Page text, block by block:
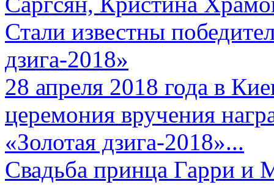
Стали известны
дзига-2018»
28 апреля 2018 года в
церемония вручения
«Золотая дзига-2018»...
Свадьба принца Гарри и